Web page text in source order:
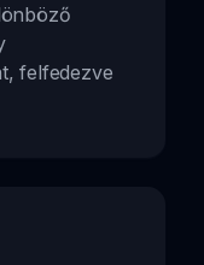
felfedezve